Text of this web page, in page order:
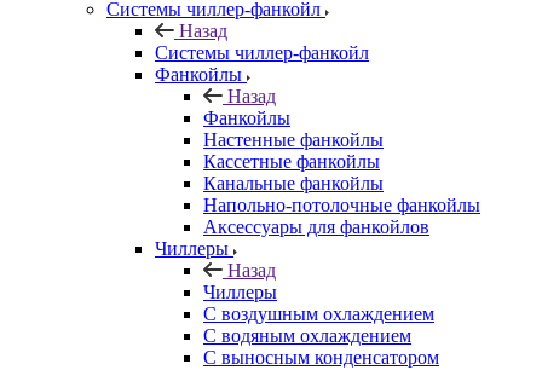
Системы чиллер-фанкойл
Назад
Системы чиллер-фанкойл
Фанкойлы
Назад
Фанкойлы
Настенные фанкойлы
Кассетные фанкойлы
Канальные фанкойлы
Напольно-потолочные фанкойлы
Аксессуары для фанкойлов
Чиллеры
Назад
Чиллеры
С воздушным охлаждением
С водяным охлаждением
С выносным конденсатором